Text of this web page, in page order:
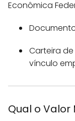
Econômica
Carteira
vínculo
Qual o Valor